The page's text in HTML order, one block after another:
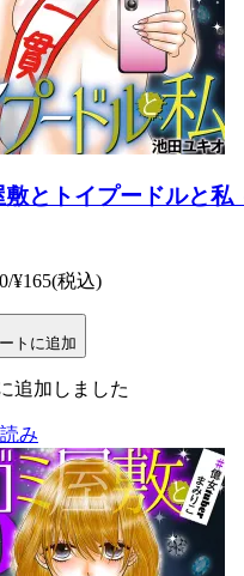
敷とトイプードルと私
/¥165(税込)
トに追加
追加しました
み